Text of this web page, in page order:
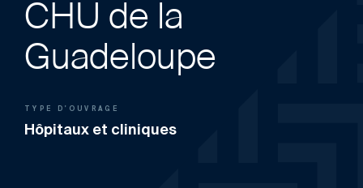
CHU de la
Guadeloupe
TYPE D'OUVRAGE
Hôpitaux et cliniques